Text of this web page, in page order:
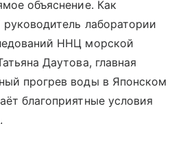
объяснение. Как
руководитель лаборатории
ННЦ морской
Даутова, главная
прогрев воды в Японском
благоприятные условия